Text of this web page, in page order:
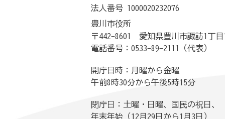
法人番号 1000020232076
豊川市役所
〒442-8601 愛知県豊川市諏訪1丁目
電話番号：0533-89-2111（代表）
開庁日時：月曜から金曜
午前8時30分から午後5時15分
閉庁日：土曜・日曜、国民の祝日、
年末年始（12月29日から1月3日）